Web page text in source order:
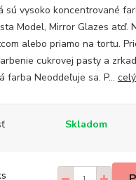
sú vysoko koncentrované
Model, Mirror Glazes atď.
alebo priamo na tortu.
cukrovej pasty a
farba Neoddeľuje sa. P...
Skladom